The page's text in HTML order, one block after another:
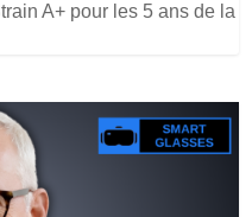
A+ pour les 5 ans de la